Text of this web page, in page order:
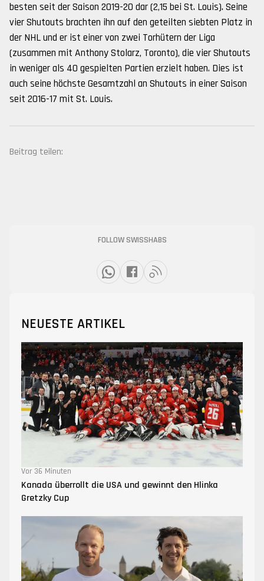
besten seit der Saison 2019-20 dar (2,15 bei St. Louis). Seine
vier Shutouts brachten ihn auf den geteilten siebten Platz in
der NHL und er ist einer von zwei Torhütern der Liga
(zusammen mit Anthony Stolarz, Toronto), die vier Shutouts
in weniger als 40 gespielten Partien erzielt haben. Dies ist
auch seine höchste Gesamtzahl an Shutouts in einer Saison
seit 2016-17 mit St. Louis.
Beitrag teilen:
FOLLOW SWISSHABS
NEUESTE ARTIKEL
Vor 36 Minuten
Kanada überrollt die USA und gewinnt den Hlinka
Gretzky Cup